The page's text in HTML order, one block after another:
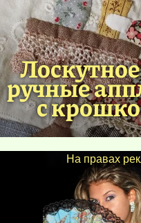
ручные
с
На правах